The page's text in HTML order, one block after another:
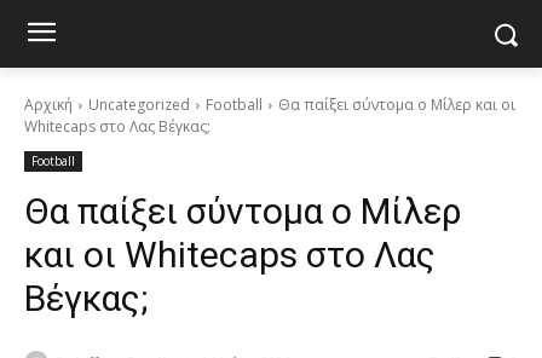
Αρχική Uncategorized Football
Θα παίξει σύντομα ο Μίλερ και οι
Whitecaps στο Λας Βέγκας;
Football
Θα παίξει σύντομα ο Μίλερ
και οι Whitecaps στο Λας
Βέγκας;